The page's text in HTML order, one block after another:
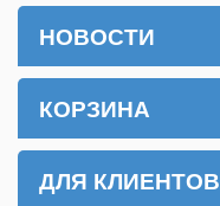
НОВОСТИ
КОРЗИНА
ДЛЯ КЛИЕНТОВ